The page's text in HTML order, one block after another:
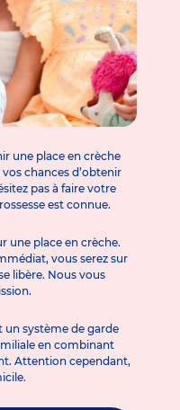
une place en crèche
chances d’obtenir
pas à faire votre
est connue.
une place en crèche.
vous serez sur
libère. Nous vous
un système de garde
en combinant
Attention cependant,
.